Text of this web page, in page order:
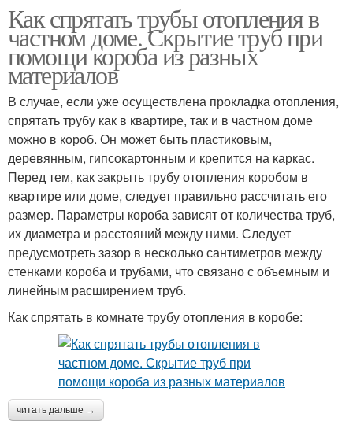
Как спрятать трубы отопления в
частном доме. Скрытие труб при
помощи короба из разных
материалов
В случае, если уже осуществлена прокладка отопления,
спрятать трубу как в квартире, так и в частном доме
можно в короб. Он может быть пластиковым,
деревянным, гипсокартонным и крепится на каркас.
Перед тем, как закрыть трубу отопления коробом в
квартире или доме, следует правильно рассчитать его
размер. Параметры короба зависят от количества труб,
их диаметра и расстояний между ними. Следует
предусмотреть зазор в несколько сантиметров между
стенками короба и трубами, что связано с объемным и
линейным расширением труб.
Как спрятать в комнате трубу отопления в коробе:
читать дальше →